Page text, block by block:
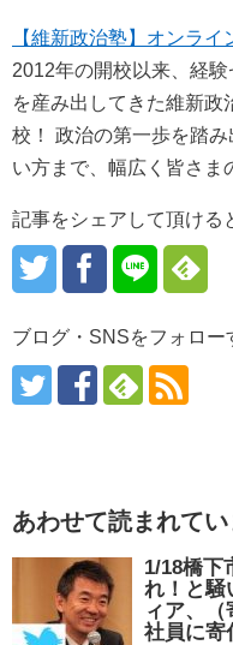
【維新政治塾】オンラ
2012年の開校以来、経
を産み出してきた維新政
校！ 政治の第一歩を踏
い方まで、幅広く皆さま
記事をシェアして頂ける
ブログ・SNSをフォロー
あわせて読まれて
1/18橋下
れ！と騒
ィア、
社員に寄